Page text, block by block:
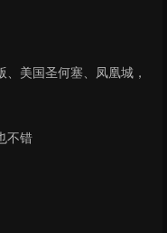
美国圣何塞、凤凰城，
不错